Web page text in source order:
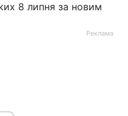
8 липня за новим
Реклама